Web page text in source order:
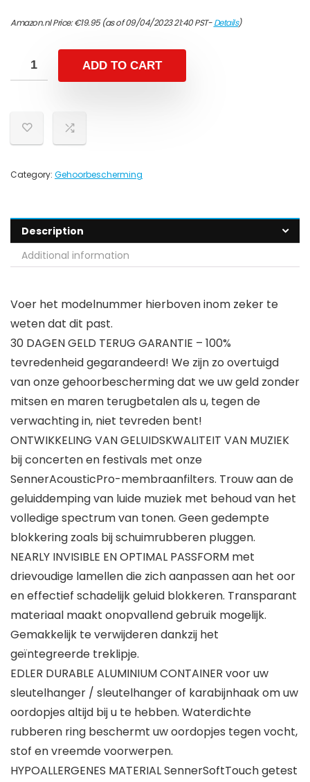
Amazon.nl Price:€19.95(as of 09/04/2023 21:40 PST-Details)
ADD TO CART
Category: Gehoorbescherming
Description
Additional information
Voer het modelnummer hierboven inom zeker te
weten dat dit past.
30 DAGEN GELD TERUG GARANTIE – 100%
tevredenheid gegarandeerd! We zijn zo overtuigd
van onze gehoorbescherming dat we uw geld zonder
mitsen en maren terugbetalen als u, tegen de
verwachting in, niet tevreden bent!
ONTWIKKELING VAN GELUIDSKWALITEIT VAN MUZIEK
bij concerten en festivals met onze
SennerAcousticPro-membraanfilters. Trouw aan de
geluiddemping van luide muziek met behoud van het
volledige spectrum van tonen. Geen gedempte
blokkering zoals bij schuimrubberen pluggen.
NEARLY INVISIBLE EN OPTIMAL PASSFORM met
drievoudige lamellen die zich aanpassen aan het oor
en effectief schadelijk geluid blokkeren. Transparant
materiaal maakt onopvallend gebruik mogelijk.
Gemakkelijk te verwijderen dankzij het
geïntegreerde treklipje.
EDLER DURABLE ALUMINIUM CONTAINER voor uw
sleutelhanger / sleutelhanger of karabijnhaak om uw
oordopjes altijd bij u te hebben. Waterdichte
rubberen ring beschermt uw oordopjes tegen vocht,
stof en vreemde voorwerpen.
HYPOALLERGENES MATERIAL SennerSoftTouch getest